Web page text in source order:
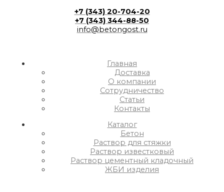
+7 (343) 20-704-20
+7 (343) 344-88-50
info@betongost.ru
Главная
Доставка
О компании
Сотрудничество
Статьи
Контакты
Каталог
Бетон
Раствор для стяжки
Раствор известковый
Раствор цементный кладочный
ЖБИ изделия